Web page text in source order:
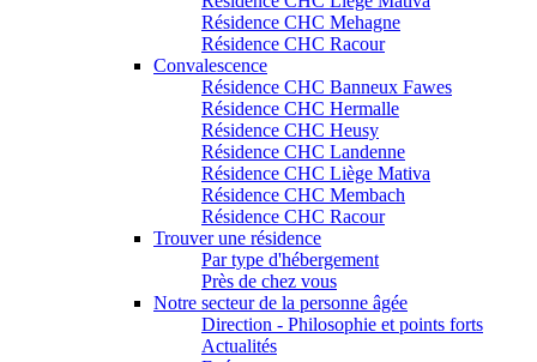
Résidence CHC Mehagne
Résidence CHC Racour
Convalescence
Résidence CHC Banneux Fawes
Résidence CHC Hermalle
Résidence CHC Heusy
Résidence CHC Landenne
Résidence CHC Liège Mativa
Résidence CHC Membach
Résidence CHC Racour
Trouver une résidence
Par type d'hébergement
Près de chez vous
Notre secteur de la personne âgée
Direction - Philosophie et points forts
Actualités